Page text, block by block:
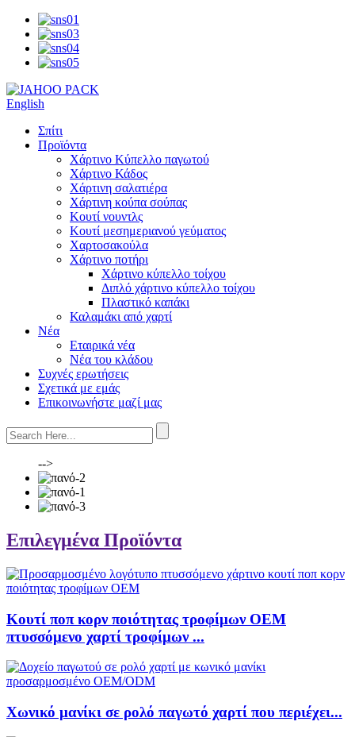
English
Σπίτι
Προϊόντα
Χάρτινο Κύπελλο παγωτού
Χάρτινο Κάδος
Χάρτινη σαλατιέρα
Χάρτινη κούπα σούπας
Κουτί νουντλς
Κουτί μεσημεριανού γεύματος
Χαρτοσακούλα
Χάρτινο ποτήρι
Χάρτινο κύπελλο τοίχου
Διπλό χάρτινο κύπελλο τοίχου
Πλαστικό καπάκι
Καλαμάκι από χαρτί
Νέα
Εταιρικά νέα
Νέα του κλάδου
Συχνές ερωτήσεις
Σχετικά με εμάς
Επικοινωνήστε μαζί μας
-->
Επιλεγμένα Προϊόντα
Κουτί ποπ κορν ποιότητας τροφίμων OEM
πτυσσόμενο χαρτί τροφίμων ...
Χωνικό μανίκι σε ρολό παγωτό χαρτί που περιέχει...